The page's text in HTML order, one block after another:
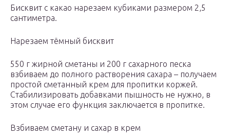
Бисквит с какао нарезаем кубиками размером 2,5
сантиметра.
Нарезаем тёмный бисквит
550 г жирной сметаны и 200 г сахарного песка
взбиваем до полного растворения сахара – получаем
простой сметанный крем для пропитки коржей.
Стабилизировать добавками пышность не нужно, в
этом случае его функция заключается в пропитке.
Взбиваем сметану и сахар в крем